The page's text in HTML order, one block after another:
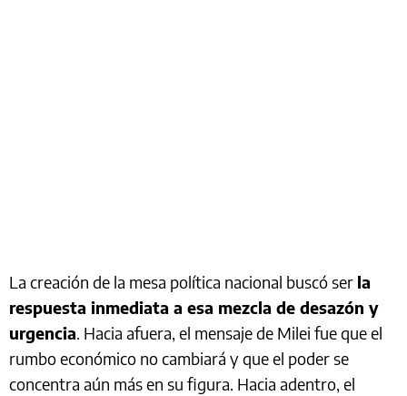
La creación de la mesa política nacional buscó ser la
respuesta inmediata a esa mezcla de desazón y
urgencia. Hacia afuera, el mensaje de Milei fue que el
rumbo económico no cambiará y que el poder se
concentra aún más en su figura. Hacia adentro, el